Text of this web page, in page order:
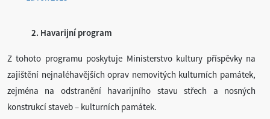
2. Havarijní program
Z tohoto programu poskytuje Ministerstvo kultury příspěvky na
zajištění nejnaléhavějších oprav nemovitých kulturních památek,
zejména na odstranění havarijního stavu střech a nosných
konstrukcí staveb – kulturních památek.